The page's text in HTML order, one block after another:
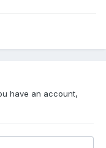
have an account,